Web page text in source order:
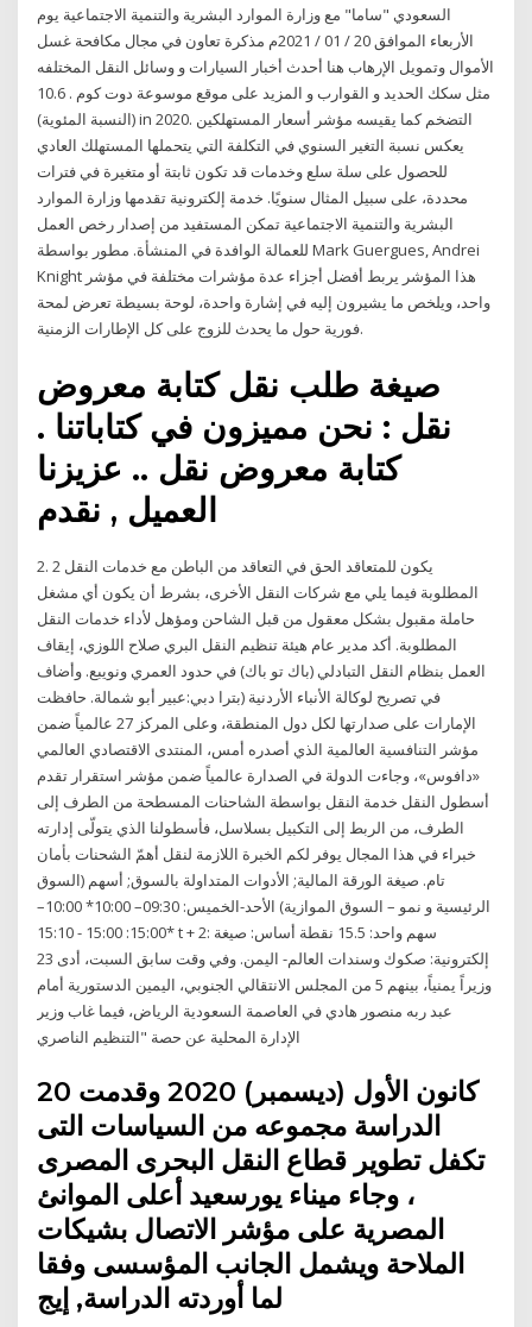
السعودي "ساما" مع وزارة الموارد البشرية والتنمية الاجتماعية يوم
الأربعاء الموافق 20 / 01 / 2021م مذكرة تعاون في مجال مكافحة غسل
الأموال وتمويل الإرهاب هنا أحدث أخبار السيارات و وسائل النقل المختلفه
مثل سكك الحديد و القوارب و المزيد على موقع موسوعة دوت كوم . 10.6
(النسبة المئوية) in 2020. التضخم كما يقيسه مؤشر أسعار المستهلكين
يعكس نسبة التغير السنوي في التكلفة التي يتحملها المستهلك العادي
للحصول على سلة سلع وخدمات قد تكون ثابتة أو متغيرة في فترات
محددة، على سبيل المثال سنويًا. خدمة إلكترونية تقدمها وزارة الموارد
البشرية والتنمية الاجتماعية تمكن المستفيد من إصدار رخص العمل
للعمالة الوافدة في المنشأة. مطور بواسطة Mark Guergues, Andrei
Knight هذا المؤشر يربط أفضل أجزاء عدة مؤشرات مختلفة في مؤشر
واحد، ويلخص ما يشيرون إليه في إشارة واحدة، لوحة بسيطة تعرض لمحة
فورية حول ما يحدث للزوج على كل الإطارات الزمنية.
صيغة طلب نقل كتابة معروض
نقل : نحن مميزون في كتاباتنا .
كتابة معروض نقل .. عزيزنا
العميل , نقدم
2. 2 يكون للمتعاقد الحق في التعاقد من الباطن مع خدمات النقل
المطلوبة فيما يلي مع شركات النقل الأخرى، بشرط أن يكون أي مشغل
حاملة مقبول بشكل معقول من قبل الشاحن ومؤهل لأداء خدمات النقل
المطلوبة. أكد مدير عام هيئة تنظيم النقل البري صلاح اللوزي، إيقاف
العمل بنظام النقل التبادلي (باك تو باك) في حدود العمري ونويبع. وأضاف
في تصريح لوكالة الأنباء الأردنية (بترا دبي:عبير أبو شمالة. حافظت
الإمارات على صدارتها لكل دول المنطقة، وعلى المركز 27 عالمياً ضمن
مؤشر التنافسية العالمية الذي أصدره أمس، المنتدى الاقتصادي العالمي
«دافوس»، وجاءت الدولة في الصدارة عالمياً ضمن مؤشر استقرار تقدم
أسطول النقل خدمة النقل بواسطة الشاحنات المسطحة من الطرف إلى
الطرف، من الربط إلى التكبيل بسلاسل، فأسطولنا الذي يتولّى إدارته
خبراء في هذا المجال يوفر لكم الخبرة اللازمة لنقل أهمّ الشحنات بأمان
تام. صيغة الورقة المالية; الأدوات المتداولة بالسوق; أسهم (السوق
الرئيسية و نمو – السوق الموازية) الأحد-الخميس: 09:30– 10:00* 10:00–
15:00: 15:00 - 15:10* t + 2: سهم واحد: 15.5 نقطة أساس: صيغة
إلكترونية: صكوك وسندات العالم- اليمن. وفي وقت سابق السبت، أدى 23
وزيراً يمنياً، بينهم 5 من المجلس الانتقالي الجنوبي، اليمين الدستورية أمام
عبد ربه منصور هادي في العاصمة السعودية الرياض، فيما غاب وزير
الإدارة المحلية عن حصة "التنظيم الناصري
20 كانون الأول (ديسمبر) 2020 وقدمت
الدراسة مجموعه من السياسات التى
تكفل تطوير قطاع النقل البحرى المصرى
، وجاء ميناء يورسعيد أعلى الموانئ
المصرية على مؤشر الاتصال بشيكات
الملاحة ويشمل الجانب المؤسسى وفقا
لما أوردته الدراسة, إيج